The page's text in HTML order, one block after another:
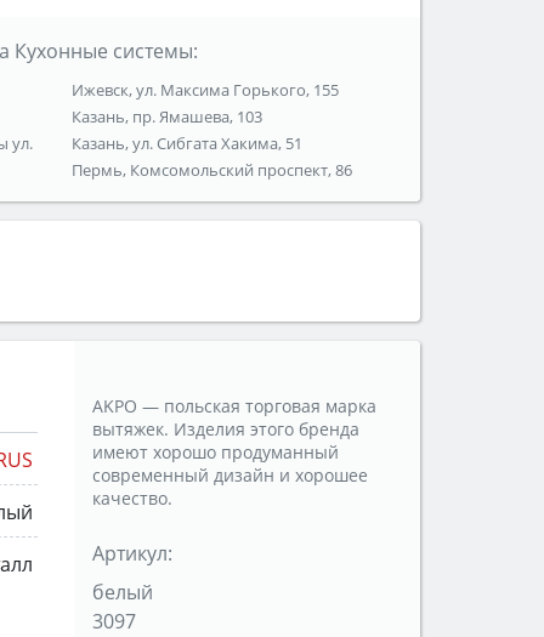
Кухонные системы:
ул.
Ижевск, ул. Максима Горького, 155
Казань, пр. Ямашева, 103
Казань, ул. Сибгата Хакима, 51
Пермь, Комсомольский проспект, 86
AKPO — польская торговая марка
вытяжек. Изделия этого бренда
имеют хорошо продуманный
современный дизайн и хорошее
качество.
Артикул:
белый
3097